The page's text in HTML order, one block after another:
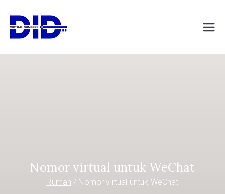
konten
DIDVirtualNumb
Nomor virtual untuk WeChat
Rumah Nomor virtual untuk WeChat